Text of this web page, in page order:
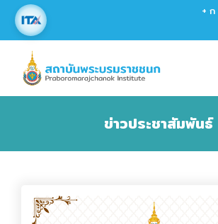
+ ก
ข่าวประชาสัมพันธ์